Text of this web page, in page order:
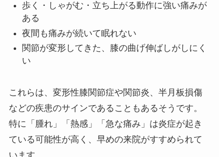
歩く・しゃがむ・立ち上がる動作に強い痛みが
ある
夜間も痛みが続いて眠れない
関節が変形してきた、膝の曲げ伸ばしがしにく
い
これらは、変形性膝関節症や関節炎、半月板損傷
などの疾患のサインであることもあるそうです。
特に「腫れ」「熱感」「急な痛み」は炎症が起き
ている可能性が高く、早めの来院がすすめられて
います。